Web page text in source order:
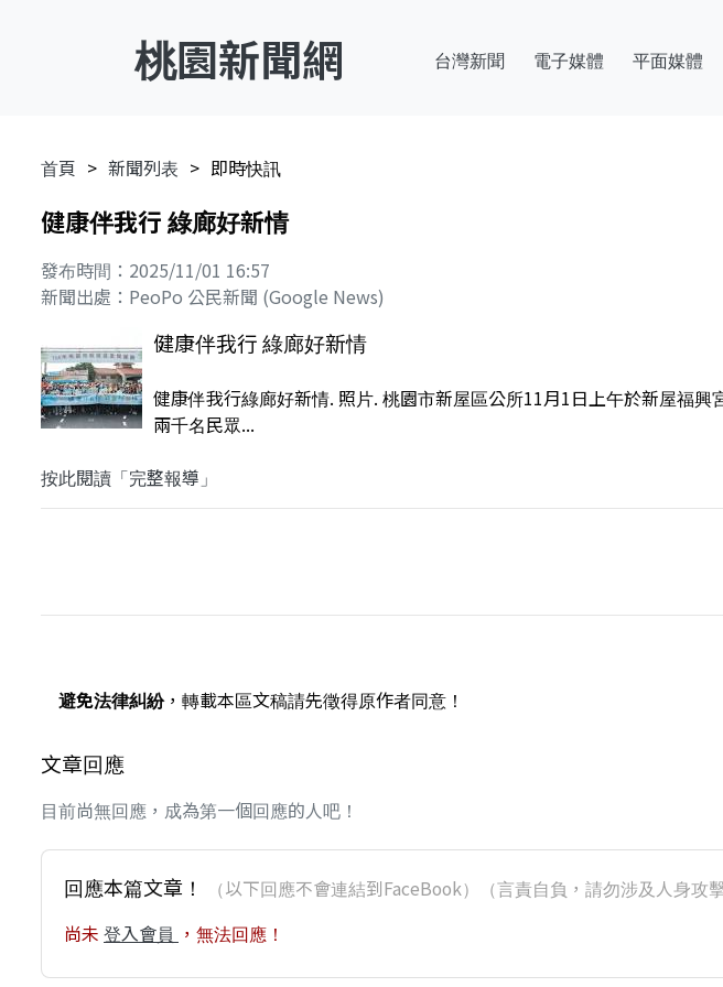
桃園新聞網 台灣新聞 電子媒體 平面媒體
首頁 新聞列表 即時快訊
健康伴我行 綠廊好新情
發布時間：2025/11/01 16:57
新聞出處：PeoPo 公民新聞 (Google News)
健康伴我行 綠廊好新情
健康伴我行綠廊好新情. 照片. 桃園市新屋區公所11月1日上午於新屋福
兩千名民眾...
按此閱讀「完整報導」
避免法律糾紛，轉載本區文稿請先徵得原作者同意！
文章回應
目前尚無回應，成為第一個回應的人吧！
回應本篇文章！ （以下回應不會連結到FaceBook）（言責自負，請勿涉及人身攻
尚未 登入會員 ，無法回應！